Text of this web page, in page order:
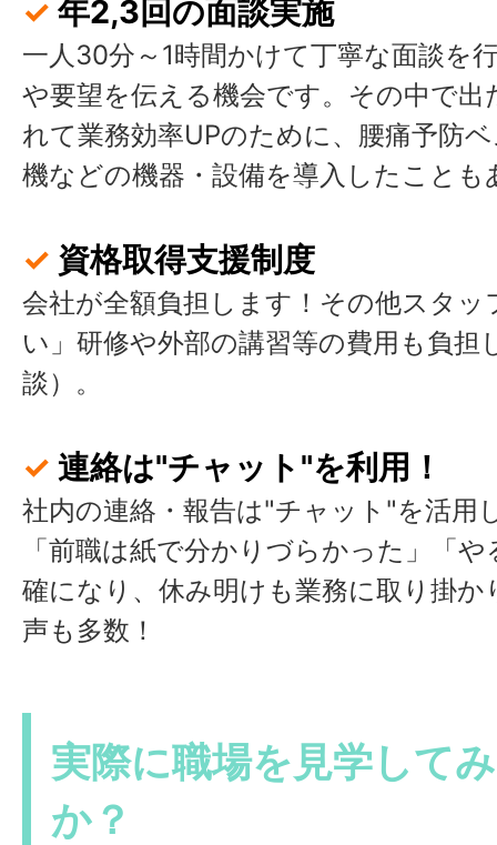
✓ 年2,3回の面談実施
一人30分～1時間かけて丁寧な面談を
や要望を伝える機会です。その中で出
れて業務効率UPのために、腰痛予防
機などの機器・設備を導入したことも
✓ 資格取得支援制度
会社が全額負担します！その他スタッ
い」研修や外部の講習等の費用も負担
談）。
✓ 連絡は"チャット"を利用！
社内の連絡・報告は"チャット"を活用
「前職は紙で分かりづらかった」「
確になり、休み明けも業務に取り掛か
声も多数！
実際に職場を見学して
か？